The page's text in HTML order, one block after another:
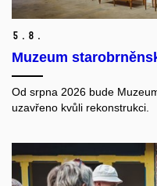
5. 8.
Muzeum
Od srpna 2026 bude
uzavřeno kvůli rekonstrukci.